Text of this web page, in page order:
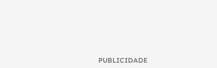
PUBLICIDADE